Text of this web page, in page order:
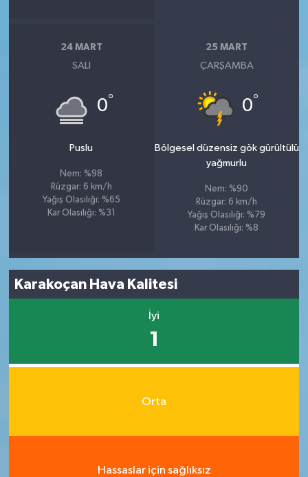
24 MART
SALI
0°
Puslu
Nem: %98
Rüzgar: 6 km/h
Yağış Olasılığı: %65
Kar Olasılığı: %31
25 MART
ÇARŞAMBA
0°
Bölgesel düzensiz gök gürültülü
yağmurlu
Nem: %90
Rüzgar: 6 km/h
Yağış Olasılığı: %79
Kar Olasılığı: %8
Karakoçan Hava Kalitesi
İyi
1
Orta
Hassaslar için sağlıksız